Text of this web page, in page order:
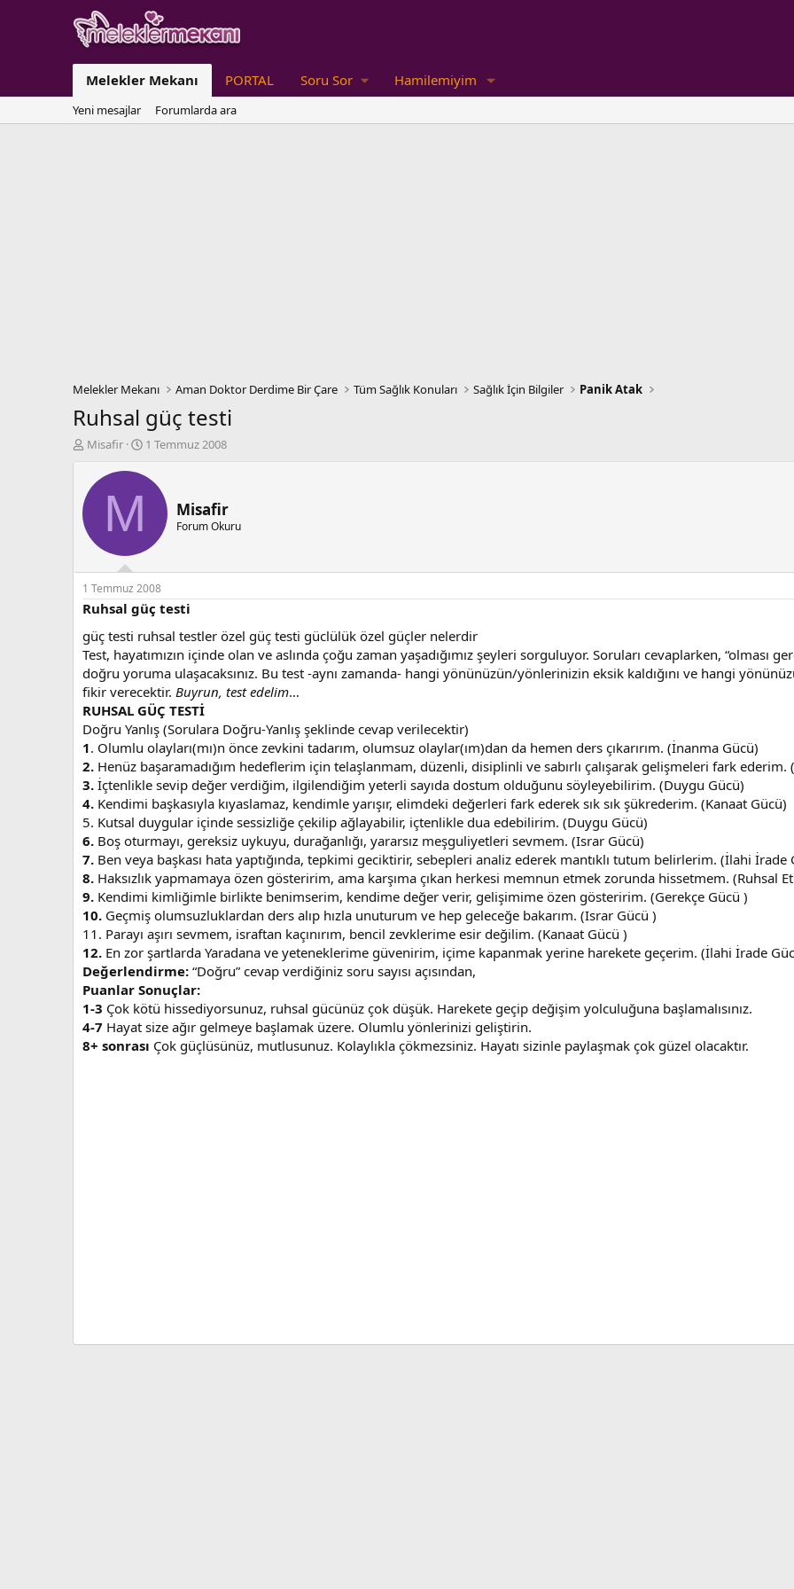
Melekler Mekanı PORTAL Soru Sor Hamilemiyim
Yeni mesajlar Forumlarda ara
Melekler Mekanı Aman Doktor Derdime Bir Çare Tüm Sağlık Konuları Sağlık İçin Bilgiler Panik Atak
Ruhsal güç testi
K
b
u
a
ş
l
a
t
a
n
Misafir
B
ş
ı
ç
t
a
r
i
h
1 Temmuz 2008
M Misafir
Forum Okuru
1 Temmuz 2008
Ruhsal güç testi
güç testi ruhsal testler özel güç testi güclülük özel güçler nelerdir
Test, hayatımızın içinde olan ve aslında çoğu zaman yaşadığımız şeyleri sorguluyor. Soruları cevaplarken, “olması
doğru yoruma ulaşacaksınız. Bu test -aynı zamanda- hangi yönünüzün/yönlerinizin eksik kaldığını ve hangi
fikir verecektir. Buyrun, test edelim…
RUHSAL GÜÇ TESTİ
Doğru Yanlış (Sorulara Doğru-Yanlış şeklinde cevap verilecektir)
1. Olumlu olayları(mı)n önce zevkini tadarım, olumsuz olaylar(ım)dan da hemen ders çıkarırım. (İnanma Gücü)
2. Henüz başaramadığım hedeflerim için telaşlanmam, düzenli, disiplinli ve sabırlı çalışarak gelişmeleri fark ederim.
3. İçtenlikle sevip değer verdiğim, ilgilendiğim yeterli sayıda dostum olduğunu söyleyebilirim. (Duygu Gücü)
4. Kendimi başkasıyla kıyaslamaz, kendimle yarışır, elimdeki değerleri fark ederek sık sık şükrederim. (Kanaat Gücü)
5. Kutsal duygular içinde sessizliğe çekilip ağlayabilir, içtenlikle dua edebilirim. (Duygu Gücü)
6. Boş oturmayı, gereksiz uykuyu, durağanlığı, yararsız meşguliyetleri sevmem. (Israr Gücü)
7. Ben veya başkası hata yaptığında, tepkimi geciktirir, sebepleri analiz ederek mantıklı tutum belirlerim. (İlahi İrade
8. Haksızlık yapmamaya özen gösteririm, ama karşıma çıkan herkesi memnun etmek zorunda hissetmem. (Ruhsal
9. Kendimi kimliğimle birlikte benimserim, kendime değer verir, gelişimime özen gösteririm. (Gerekçe Gücü )
10. Geçmiş olumsuzluklardan ders alıp hızla unuturum ve hep geleceğe bakarım. (Israr Gücü )
11. Parayı aşırı sevmem, israftan kaçınırım, bencil zevklerime esir değilim. (Kanaat Gücü )
12. En zor şartlarda Yaradana ve yeteneklerime güvenirim, içime kapanmak yerine harekete geçerim. (İlahi İrade
Değerlendirme: “Doğru” cevap verdiğiniz soru sayısı açısından,
Puanlar Sonuçlar:
1-3 Çok kötü hissediyorsunuz, ruhsal gücünüz çok düşük. Harekete geçip değişim yolculuğuna başlamalısınız.
4-7 Hayat size ağır gelmeye başlamak üzere. Olumlu yönlerinizi geliştirin.
8+ sonrası Çok güçlüsünüz, mutlusunuz. Kolaylıkla çökmezsiniz. Hayatı sizinle paylaşmak çok güzel olacaktır.